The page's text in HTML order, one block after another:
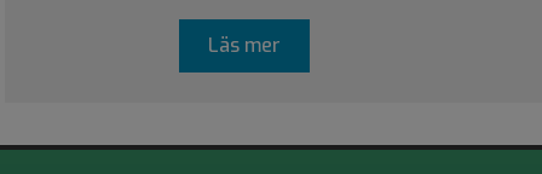
Läs mer